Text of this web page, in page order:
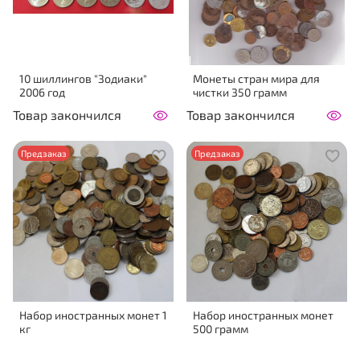
10 шиллингов "Зодиаки"
2006 год
Товар закончился
Монеты стран мира для
чистки 350 грамм
Товар закончился
Предзаказ
Набор иностранных монет 1
кг
Предзаказ
Набор иностранных монет
500 грамм